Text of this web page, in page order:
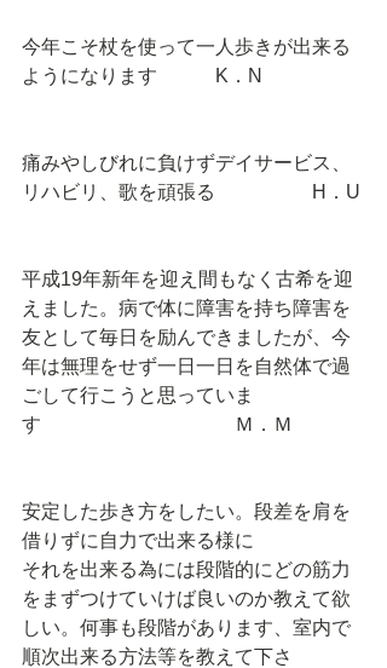
今年こそ杖を使って一人歩きが出来る
ようになります　　　K．N
痛みやしびれに負けずデイサービス、
リハビリ、歌を頑張る　　　　　H．U
平成19年新年を迎え間もなく古希を迎
えました。病で体に障害を持ち障害を
友として毎日を励んできましたが、今
年は無理をせず一日一日を自然体で過
ごして行こうと思っていま
す　　　　　　　　　　Ｍ．Ｍ
安定した歩き方をしたい。段差を肩を
借りずに自力で出来る様に
それを出来る為には段階的にどの筋力
をまずつけていけば良いのか教えて欲
しい。何事も段階があります、室内で
順次出来る方法等を教えて下さ